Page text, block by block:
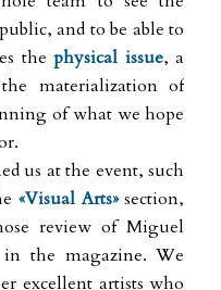
and to be able to
thephysical issue, a
materialization of
of what we hope
us at the event, such
«Visual Arts»section,
review of Miguel
the magazine. We
excellent artists who